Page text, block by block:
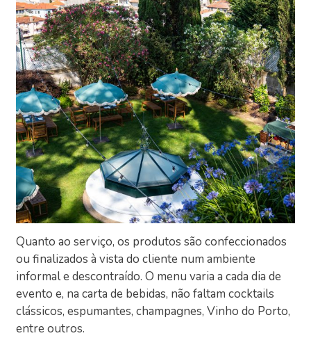
Quanto ao serviço, os produtos são confeccionados
ou finalizados à vista do cliente num ambiente
informal e descontraído. O menu varia a cada dia de
evento e, na carta de bebidas, não faltam cocktails
clássicos, espumantes, champagnes, Vinho do Porto,
entre outros.